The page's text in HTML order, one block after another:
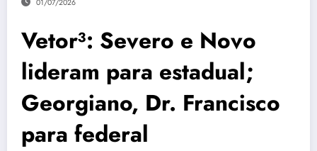
01/07/2026
Vetor³: Severo e Novo
lideram para estadual;
Georgiano, Dr. Francisco
para federal